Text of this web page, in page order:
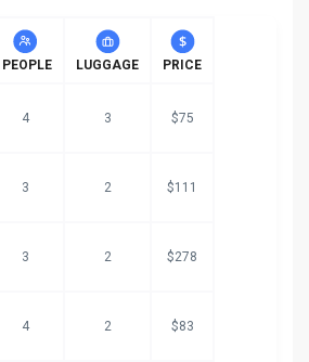
PEOPLE LUGGAGE PRICE
4 3 $75
3 2 $111
3 2 $278
4 2 $83